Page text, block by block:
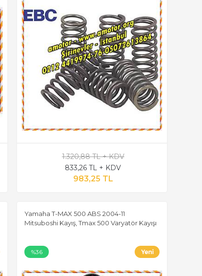
1.320,88 TL + KDV
833,26 TL + KDV
983,25 TL
Yamaha T-MAX 500 ABS 2004-11
Mitsuboshi Kayış, Tmax 500 Varyatör Kayışı
%36